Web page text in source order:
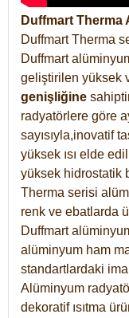
Duffmart
Duffmart Therma
Duffmart
geliştirilen yüksek
genişliğine
radyatörlere göre
sayısıyla,inovatif
yüksek ısı elde
yüksek hidrostatik
Therma serisi
renk ve ebatlarda
Duffmart
alüminyum ham
standartlardaki
Alüminyum
dekoratif ısıtma